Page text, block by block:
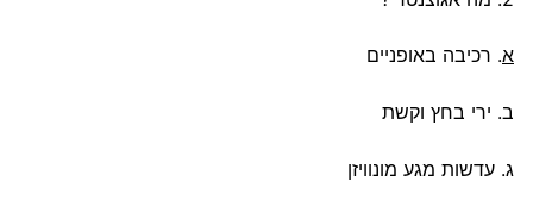
א. רכיבה באופניים
ב. ירי בחץ וקשת
ג. עדשות מגע מונוויזן